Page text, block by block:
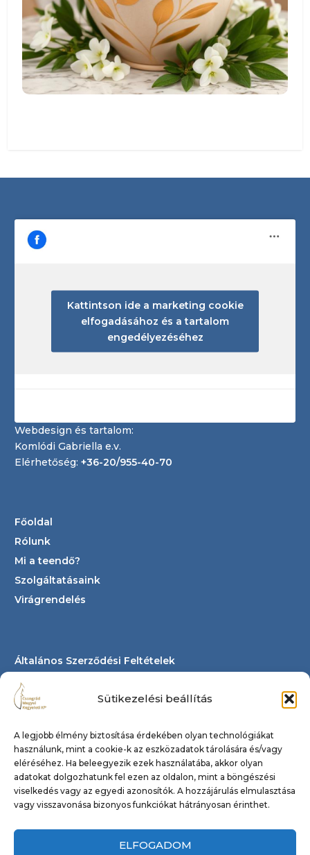
Sütikezelési beállítás
A legjobb élmény biztosítása érdekében olyan technológiákat
használunk, mint a cookie-k az eszközadatok tárolására és/vagy
eléréséhez. Ha beleegyezik ezek használatába, akkor olyan
adatokat dolgozhatunk fel ezen az oldalon, mint a böngészési
viselkedés vagy az egyedi azonosítók. A hozzájárulás elmulasztása
vagy visszavonása bizonyos funkciókat hátrányosan érinthet.
ELFOGADOM
Kattintson ide a marketing cookie
elfogadásához és a tartalom
engedélyezéséhez
Webdesign és tartalom:
Komlódi Gabriella e.v.
Elérhetőség: +36-20/955-40-70
Főoldal
Rólunk
Mi a teendő?
Szolgáltatásaink
Virágrendelés
Általános Szerződési Feltételek
GYIK
Kapcsolat
Impresszum
Sütikezelési tájékoztató
kapcsolat@csmkegyeletikft.hu
Ügyeleti telefonszámok: